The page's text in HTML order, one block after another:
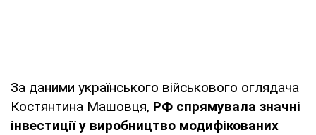
За даними українського військового оглядача
Костянтина Машовця, РФ спрямувала значні
інвестиції у виробництво модифікованих